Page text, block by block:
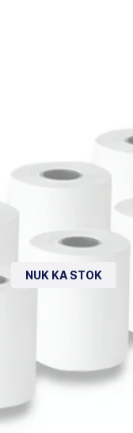
NUK KA STOK